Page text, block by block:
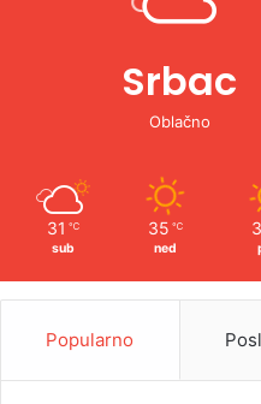
Srbac
Oblačno
31 ℃
sub
35 ℃
ned
Popularno